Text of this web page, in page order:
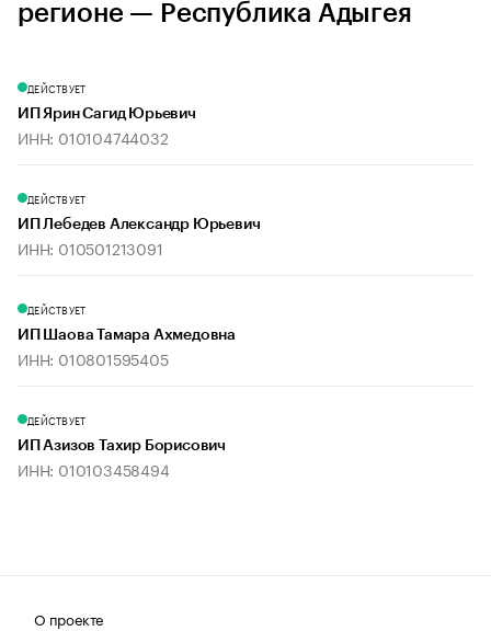
регионе — Республика Адыгея
ДЕЙСТВУЕТ
ИП Ярин Сагид Юрьевич
ИНН: 010104744032
ДЕЙСТВУЕТ
ИП Лебедев Александр Юрьевич
ИНН: 010501213091
ДЕЙСТВУЕТ
ИП Шаова Тамара Ахмедовна
ИНН: 010801595405
ДЕЙСТВУЕТ
ИП Азизов Тахир Борисович
ИНН: 010103458494
О проекте